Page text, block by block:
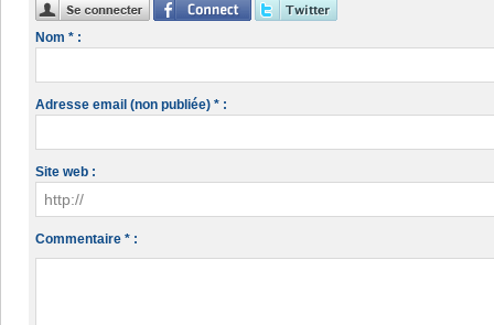
Nom * :
Adresse email (non publiée) * :
Site web :
Commentaire * :